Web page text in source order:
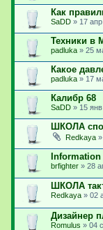
Как
SaDD » 17
Техники в
padluka » 25
Какое
padluka » 17
Калибр 68
SaDD » 15
ШКОЛА
Redkaya »
brfighter » 28
ШКОЛА
Redkaya » 02
Дизайнер
Romulus » 04